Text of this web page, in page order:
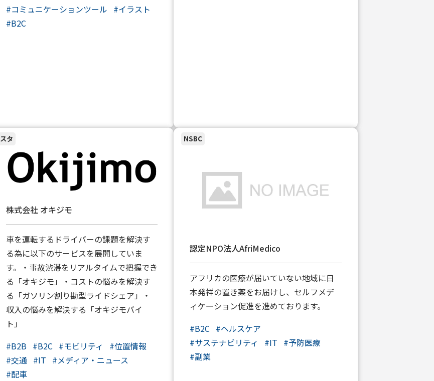
#コミュニケーションツール #イラスト
#B2C
スタ
株式会社 オキジモ
車を運転するドライバーの課題を解決す
る為に以下のサービスを展開していま
す。・事故渋滞をリアルタイムで把握でき
る「オキジモ」・コストの悩みを解決す
る「ガソリン割り勘型ライドシェア」・
収入の悩みを解決する「オキジモバイ
ト」
#B2B #B2C #モビリティ #位置情報
#交通 #IT #メディア・ニュース
#配車
NSBC
認定NPO法人AfriMedico
アフリカの医療が届いていない地域に日
本発祥の置き薬をお届けし、セルフメデ
ィケーション促進を進めております。
#B2C #ヘルスケア
#サステナビリティ #IT #予防医療
#副業